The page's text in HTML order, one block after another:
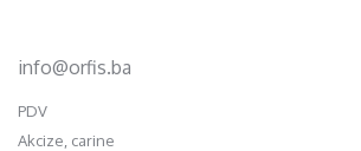
info@orfis.ba
PDV
Akcize, carine